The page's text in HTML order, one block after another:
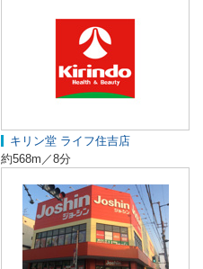
キリン堂 ライフ住吉店
約568m／8分